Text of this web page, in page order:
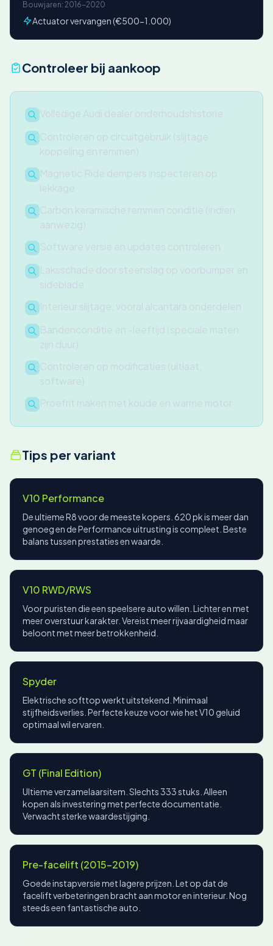
Bouwjaren: 2016-2020
Actuator vervangen (€500-1.000)
Controleer bij aankoop
Volledige Audi dealer onderhoudshistorie
Controleren op circuitgebruik (slijtage
koppeling en remmen)
Magnetic Ride dempers inspecteren op
lekkage
Carbon keramische remmen conditie (indien
aanwezig)
Software versie en updates controleren
Laksschade door steenslag op voorbumper en
sideblade
Interieur slijtage, vooral alcantara onderdelen
Bandenconditie en -leeftijd (speciale maten
zijn duur)
Controleren op modificaties (uitlaat,
software)
Proefrit maken met koude en warme motor
Tips per variant
V10 Performance
De ultieme R8 voor de meeste kopers. 620 pk is meer dan
genoeg en de Performance uitrusting is compleet. Beste
balans tussen prestaties en waarde.
V10 RWD/RWS
Voor puristen die een speelsere auto willen. Lichter en met
meer overstuur karakter. Vereist meer rijvaardigheid maar
beloont met meer betrokkenheid.
Spyder
Elektrische softtop werkt uitstekend. Minimaal
stijfheidsverlies. Perfecte keuze voor wie het V10 geluid
optimaal wil ervaren.
GT (Final Edition)
Ultieme verzamelaarsitem. Slechts 333 stuks. Alleen
kopen als investering met perfecte documentatie.
Verwacht sterke waardestijging.
Pre-facelift (2015-2019)
Goede instapversie met lagere prijzen. Let op dat de
facelift verbeteringen bracht aan motor en interieur. Nog
steeds een fantastische auto.